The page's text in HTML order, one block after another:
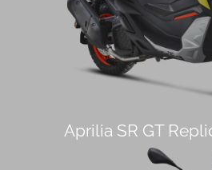
Aprilia SR GT